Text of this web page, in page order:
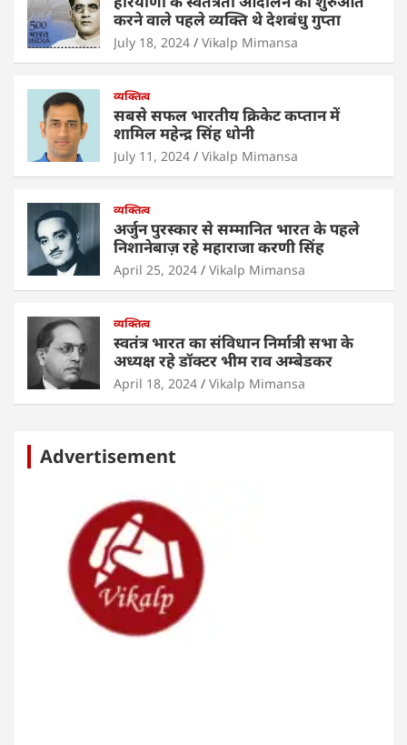
A
p
p
b
o
o
dI
n
करने वाले पहले व्यक्ति थे देशबंधु गुप्ता
July 18, 2024 Vikalp Mimansa
व्यक्तित्व
सबसे सफल भारतीय क्रिकेट कप्तान में
शामिल महेन्द्र सिंह धोनी
July 11, 2024 Vikalp Mimansa
व्यक्तित्व
अर्जुन पुरस्कार से सम्मानित भारत के पहले
निशानेबाज़ रहे महाराजा करणी सिंह
April 25, 2024 Vikalp Mimansa
व्यक्तित्व
स्वतंत्र भारत का संविधान निर्मात्री सभा के
अध्यक्ष रहे डॉक्टर भीम राव अम्बेडकर
April 18, 2024 Vikalp Mimansa
Advertisement